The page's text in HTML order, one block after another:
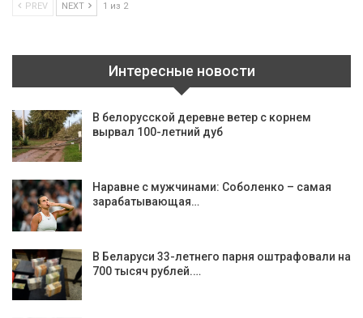
PREV NEXT 1 из 2
Интересные новости
В белорусской деревне ветер с корнем
вырвал 100-летний дуб
Наравне с мужчинами: Соболенко – самая
зарабатывающая…
В Беларуси 33-летнего парня оштрафовали на
700 тысяч рублей.…